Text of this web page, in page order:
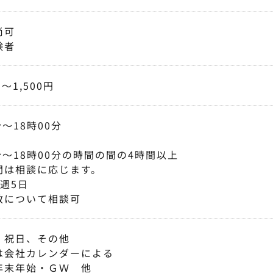
可
者
1,500円
18時00分
18時00分の時間の間の4時間以上
相談に応じます。
5日
について相談可
祝日、その他
会社カレンダーによる
末年始・ＧＷ 他